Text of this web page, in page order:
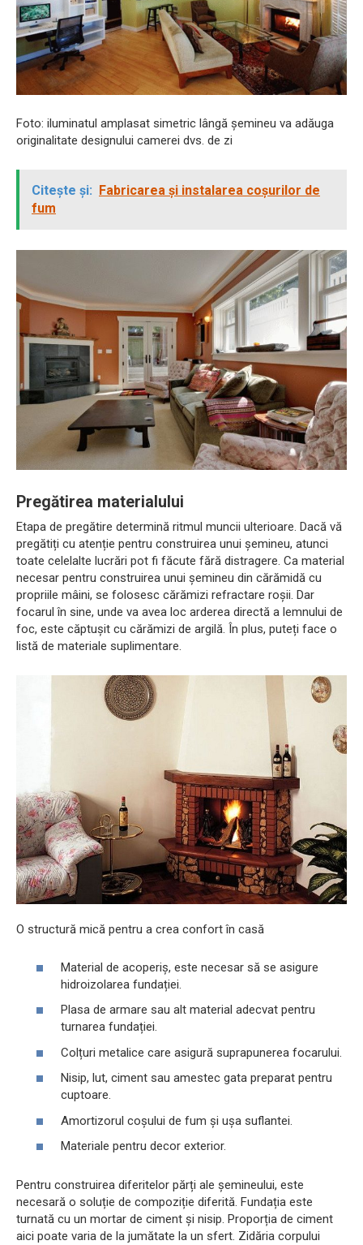
Foto: iluminatul amplasat simetric lângă șemineu va adăuga
originalitate designului camerei dvs. de zi
Citește și: Fabricarea și instalarea coșurilor de
fum
Pregătirea materialului
Etapa de pregătire determină ritmul muncii ulterioare. Dacă vă
pregătiți cu atenție pentru construirea unui șemineu, atunci
toate celelalte lucrări pot fi făcute fără distragere. Ca material
necesar pentru construirea unui șemineu din cărămidă cu
propriile mâini, se folosesc cărămizi refractare roșii. Dar
focarul în sine, unde va avea loc arderea directă a lemnului de
foc, este căptușit cu cărămizi de argilă. În plus, puteți face o
listă de materiale suplimentare.
O structură mică pentru a crea confort în casă
Material de acoperiș, este necesar să se asigure
hidroizolarea fundației.
Plasa de armare sau alt material adecvat pentru
turnarea fundației.
Colțuri metalice care asigură suprapunerea focarului.
Nisip, lut, ciment sau amestec gata preparat pentru
cuptoare.
Amortizorul coșului de fum și ușa suflantei.
Materiale pentru decor exterior.
Pentru construirea diferitelor părți ale șemineului, este
necesară o soluție de compoziție diferită. Fundația este
turnată cu un mortar de ciment și nisip. Proporția de ciment
aici poate varia de la jumătate la un sfert. Zidăria corpului